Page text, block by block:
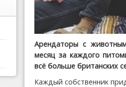
Арендаторы с
месяц за каждого
всё больше британских
Каждый собственник